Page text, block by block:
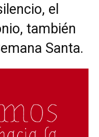
el
también
Santa.